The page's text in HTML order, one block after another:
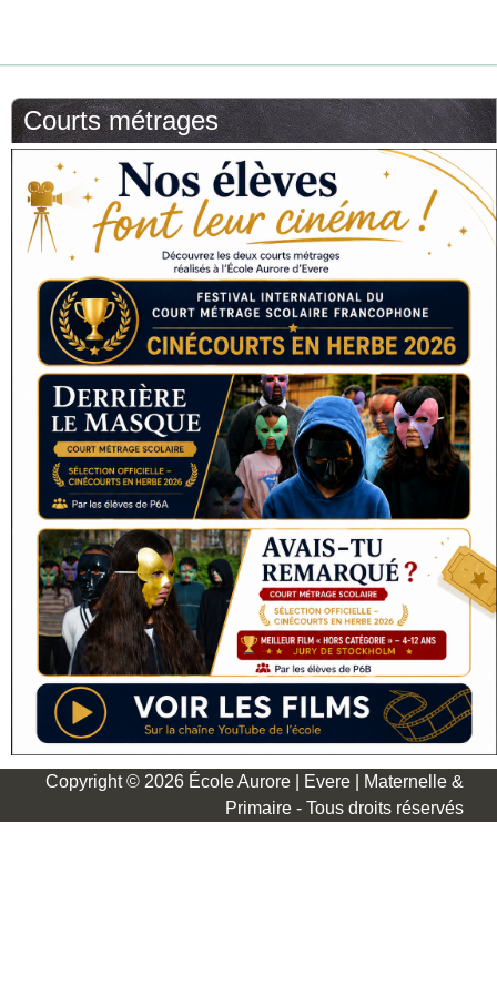
Courts métrages
Copyright © 2026 École Aurore | Evere | Maternelle &
Primaire - Tous droits réservés